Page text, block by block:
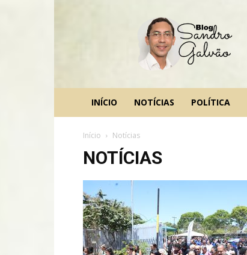
Sandro
Galvão
INÍCIO NOTÍCIAS POLÍTICA
Início Notícias
NOTÍCIAS